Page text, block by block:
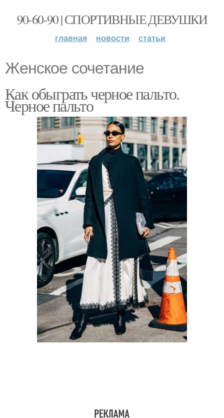
90-60-90 | СПОРТИВНЫЕ ДЕВУШКИ
главная новости статьи
Женское сочетание
Как обыграть черное пальто.
Черное пальто